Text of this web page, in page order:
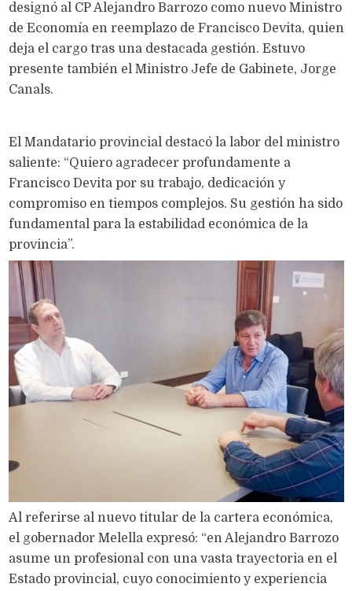
designó al CP Alejandro Barrozo como nuevo Ministro
de Economía en reemplazo de Francisco Devita, quien
deja el cargo tras una destacada gestión. Estuvo
presente también el Ministro Jefe de Gabinete, Jorge
Canals.
El Mandatario provincial destacó la labor del ministro
saliente: “Quiero agradecer profundamente a
Francisco Devita por su trabajo, dedicación y
compromiso en tiempos complejos. Su gestión ha sido
fundamental para la estabilidad económica de la
provincia”.
Al referirse al nuevo titular de la cartera económica,
el gobernador Melella expresó: “en Alejandro Barrozo
asume un profesional con una vasta trayectoria en el
Estado provincial, cuyo conocimiento y experiencia